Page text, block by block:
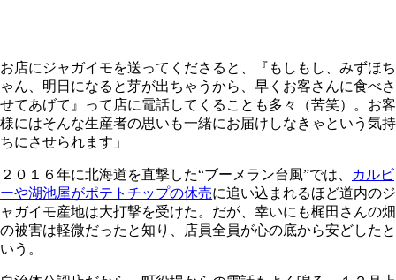
お店にジャガイモを送ってくださると、『もしもし、みずほち
ゃん、明日になると芽が出ちゃうから、早くお客さんに食べさ
せてあげて』って店に電話してくることも多々（苦笑）。お客
様にはそんな生産者の思いも一緒にお届けしなきゃという気持
ちにさせられます」
２０１６年に北海道を直撃した“ブーメラン台風”では、
カルビ
ーや湖池屋がポテトチップの休売に追い込まれるほど道内のジ
ャガイモ産地は大打撃を受けた。だが、幸いにも梶田さんの畑
の被害は軽微だったと知り、店員全員が心の底から安どしたと
いう。